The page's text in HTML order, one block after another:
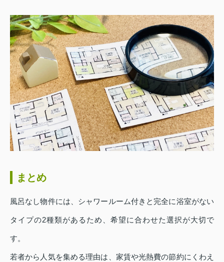
まとめ
風呂なし物件には、シャワールーム付きと完全に浴室がない
タイプの2種類があるため、希望に合わせた選択が大切で
す。
若者から人気を集める理由は、家賃や光熱費の節約にくわえ